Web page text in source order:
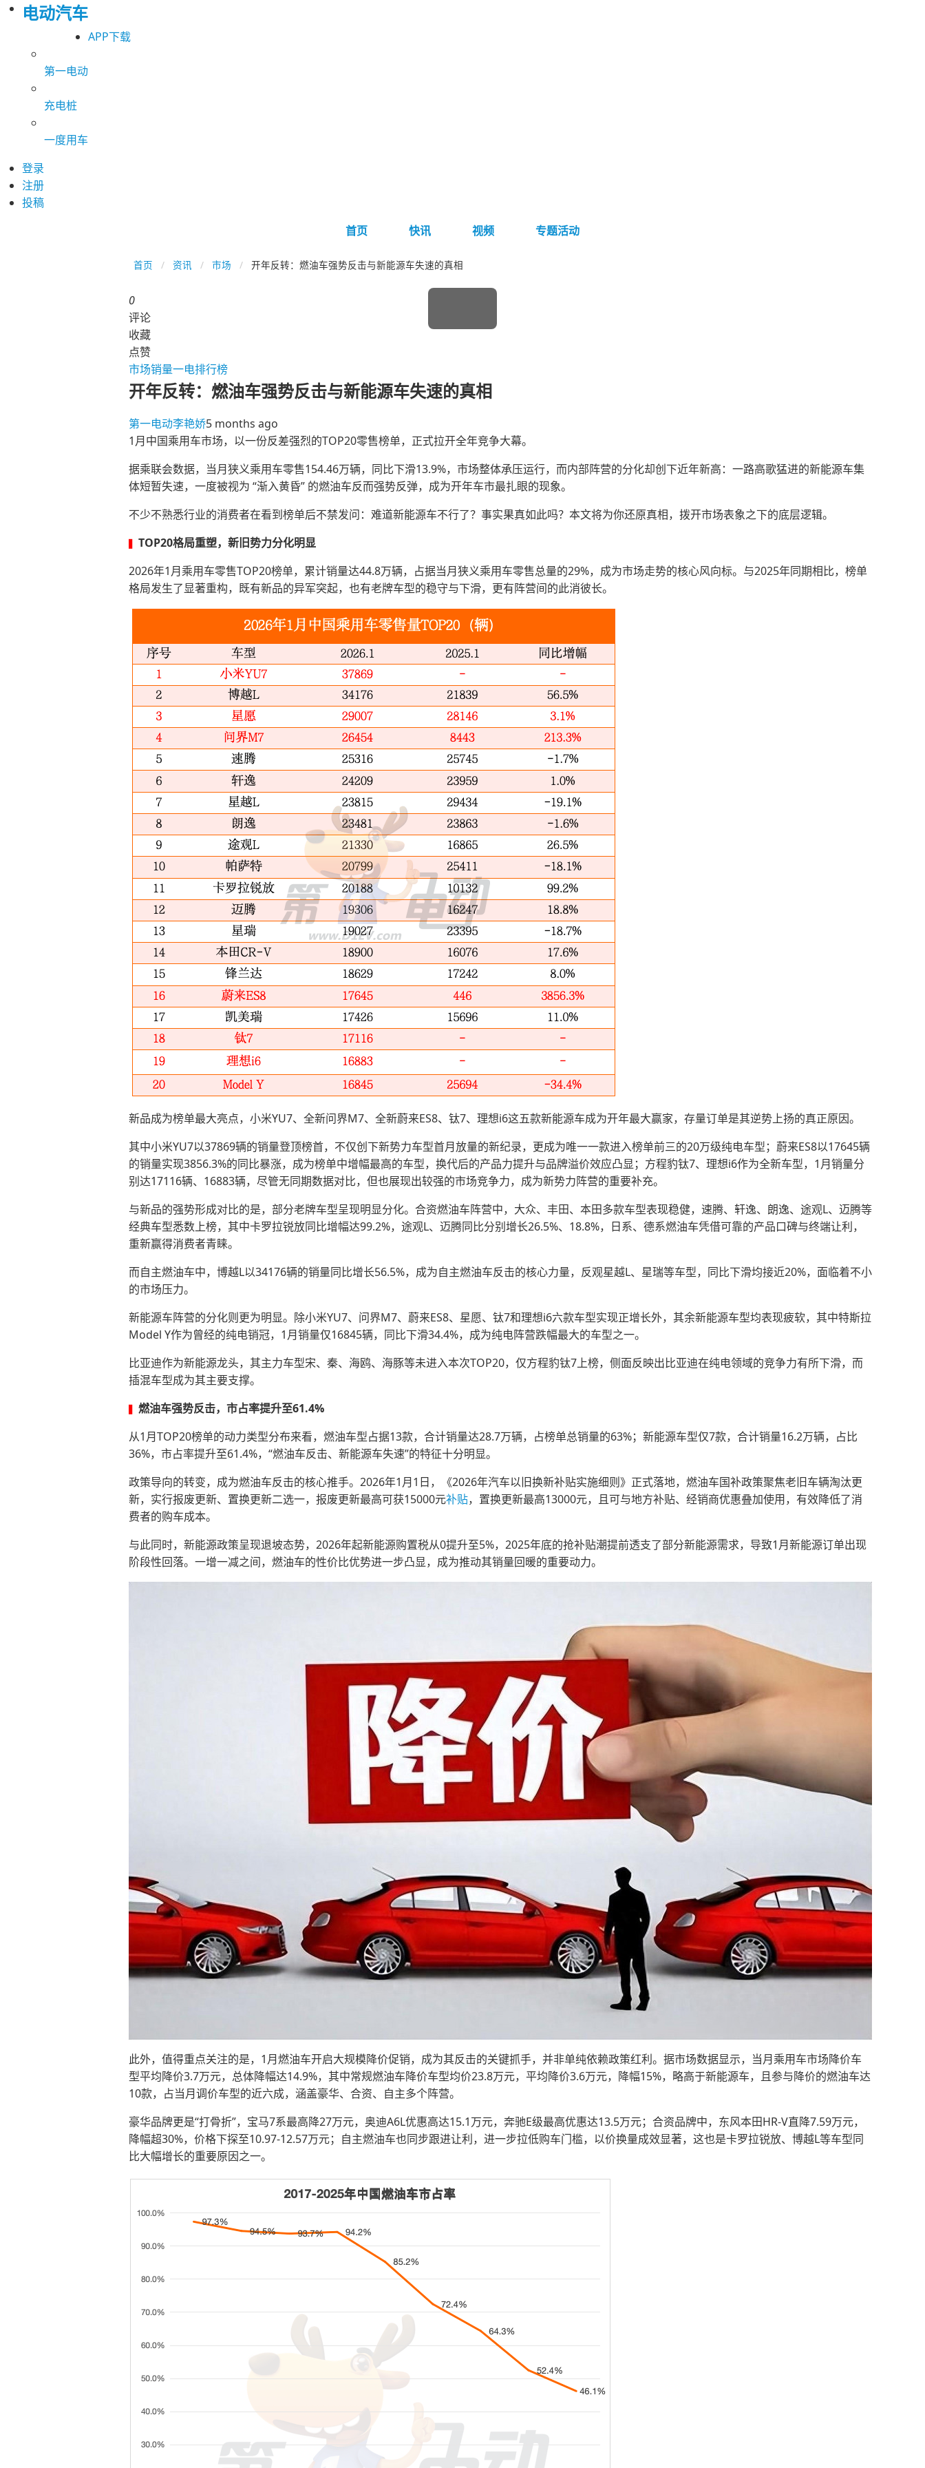
电动汽车
APP下载
第一电动
充电桩
一度用车
登录
注册
投稿
首页
快讯 视频 专题活动
首页 资讯 市场 开年反转：燃油车强势反击与新能源车失速的真相
0
评论
收藏
点赞
市场销量一电排行榜
开年反转：燃油车强势反击与新能源车失速的真相
第一电动李艳娇5 months ago
1月中国乘用车市场，以一份反差强烈的TOP20零售榜单，正式拉开全年竞争大幕。
据乘联会数据，当月狭义乘用车零售154.46万辆，同比下滑13.9%，市场整体承压运行，而内部阵营的分化却创下近年新高：一路高歌猛进的新能源车集
体短暂失速，一度被视为 “渐入黄昏” 的燃油车反而强势反弹，成为开年车市最扎眼的现象。
不少不熟悉行业的消费者在看到榜单后不禁发问：难道新能源车不行了？事实果真如此吗？本文将为你还原真相，拨开市场表象之下的底层逻辑。
▍ TOP20格局重塑，新旧势力分化明显
2026年1月乘用车零售TOP20榜单，累计销量达44.8万辆，占据当月狭义乘用车零售总量的29%，成为市场走势的核心风向标。与2025年同期相比，榜单
格局发生了显著重构，既有新品的异军突起，也有老牌车型的稳守与下滑，更有阵营间的此消彼长。
新品成为榜单最大亮点，小米YU7、全新问界M7、全新蔚来ES8、钛7、理想i6这五款新能源车成为开年最大赢家，存量订单是其逆势上扬的真正原因。
其中小米YU7以37869辆的销量登顶榜首，不仅创下新势力车型首月放量的新纪录，更成为唯一一款进入榜单前三的20万级纯电车型；蔚来ES8以17645辆
的销量实现3856.3%的同比暴涨，成为榜单中增幅最高的车型，换代后的产品力提升与品牌溢价效应凸显；方程豹钛7、理想i6作为全新车型，1月销量分
别达17116辆、16883辆，尽管无同期数据对比，但也展现出较强的市场竞争力，成为新势力阵营的重要补充。
与新品的强势形成对比的是，部分老牌车型呈现明显分化。合资燃油车阵营中，大众、丰田、本田多款车型表现稳健，速腾、轩逸、朗逸、途观L、迈腾等
经典车型悉数上榜，其中卡罗拉锐放同比增幅达99.2%，途观L、迈腾同比分别增长26.5%、18.8%，日系、德系燃油车凭借可靠的产品口碑与终端让利，
重新赢得消费者青睐。
而自主燃油车中，博越L以34176辆的销量同比增长56.5%，成为自主燃油车反击的核心力量，反观星越L、星瑞等车型，同比下滑均接近20%，面临着不小
的市场压力。
新能源车阵营的分化则更为明显。除小米YU7、问界M7、蔚来ES8、星愿、钛7和理想i6六款车型实现正增长外，其余新能源车型均表现疲软，其中特斯拉
Model Y作为曾经的纯电销冠，1月销量仅16845辆，同比下滑34.4%，成为纯电阵营跌幅最大的车型之一。
比亚迪作为新能源龙头，其主力车型宋、秦、海鸥、海豚等未进入本次TOP20，仅方程豹钛7上榜，侧面反映出比亚迪在纯电领域的竞争力有所下滑，而
插混车型成为其主要支撑。
▍ 燃油车强势反击，市占率提升至61.4%
从1月TOP20榜单的动力类型分布来看，燃油车型占据13款，合计销量达28.7万辆，占榜单总销量的63%；新能源车型仅7款，合计销量16.2万辆，占比
36%，市占率提升至61.4%，“燃油车反击、新能源车失速”的特征十分明显。
政策导向的转变，成为燃油车反击的核心推手。2026年1月1日，《2026年汽车以旧换新补贴实施细则》正式落地，燃油车国补政策聚焦老旧车辆淘汰更
新，实行报废更新、置换更新二选一，报废更新最高可获15000元补贴，置换更新最高13000元，且可与地方补贴、经销商优惠叠加使用，有效降低了消
费者的购车成本。
与此同时，新能源政策呈现退坡态势，2026年起新能源购置税从0提升至5%，2025年底的抢补贴潮提前透支了部分新能源需求，导致1月新能源订单出现
阶段性回落。一增一减之间，燃油车的性价比优势进一步凸显，成为推动其销量回暖的重要动力。
此外，值得重点关注的是，1月燃油车开启大规模降价促销，成为其反击的关键抓手，并非单纯依赖政策红利。据市场数据显示，当月乘用车市场降价车
型平均降价3.7万元，总体降幅达14.9%，其中常规燃油车降价车型均价23.8万元，平均降价3.6万元，降幅15%，略高于新能源车，且参与降价的燃油车达
10款，占当月调价车型的近六成，涵盖豪华、合资、自主多个阵营。
豪华品牌更是“打骨折”，宝马7系最高降27万元，奥迪A6L优惠高达15.1万元，奔驰E级最高优惠达13.5万元；合资品牌中，东风本田HR-V直降7.59万元，
降幅超30%，价格下探至10.97-12.57万元；自主燃油车也同步跟进让利，进一步拉低购车门槛，以价换量成效显著，这也是卡罗拉锐放、博越L等车型同
比大幅增长的重要原因之一。